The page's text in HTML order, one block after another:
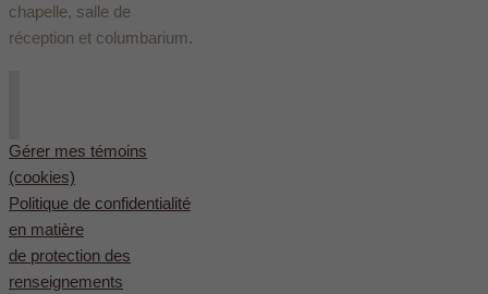
chapelle, salle de
réception et columbarium.
Gérer mes témoins
(cookies)
Politique de confidentialité
en matière
de protection des
renseignements